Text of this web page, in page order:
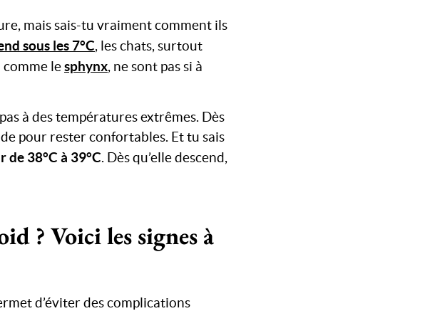
mais sais-tu vraiment comment ils
sous les 7°C, les chats, surtout
comme lesphynx, ne sont pas si à
à des températures extrêmes. Dès
pour rester confortables. Et tu sais
38°C à 39°C. Dès qu’elle descend,
? Voici les signes à
d’éviter des complications